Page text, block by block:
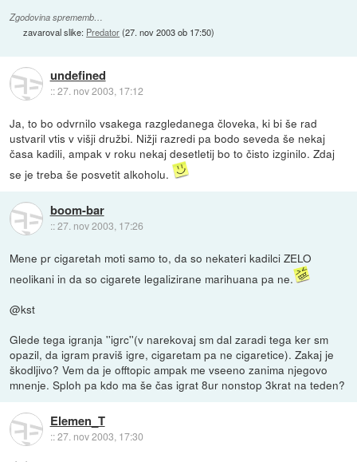
Zgodovina sprememb…
zavaroval slike: Predator(27. nov 2003 ob 17:50)
undefined
::27. nov 2003, 17:12
Ja, to bo odvrnilo vsakega razgledanega človeka, ki bi še rad
ustvaril vtis v višji družbi. Nižji razredi pa bodo seveda še nekaj
časa kadili, ampak v roku nekaj desetletij bo to čisto izginilo. Zdaj
se je treba še posvetit alkoholu.
boom-bar
::27. nov 2003, 17:26
Mene pr cigaretah moti samo to, da so nekateri kadilci ZELO
neolikani in da so cigarete legalizirane marihuana pa ne.
@kst
Glede tega igranja ''igrc''(v narekovaj sm dal zaradi tega ker sm
opazil, da igram praviš igre, cigaretam pa ne cigaretice). Zakaj je
škodljivo? Vem da je offtopic ampak me vseeno zanima njegovo
mnenje. Sploh pa kdo ma še čas igrat 8ur nonstop 3krat na teden?
Elemen_T
::27. nov 2003, 17:30